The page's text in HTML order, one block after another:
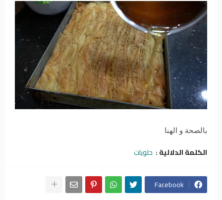
بالصحة و الهنا
الكلمة الدلالية : حلويات
Facebook